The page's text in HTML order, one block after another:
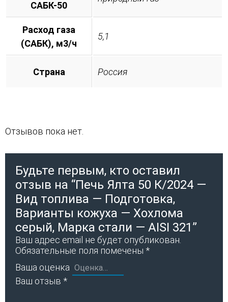
САБК-50
Расход газа
(САБК), м3/ч
5,1
Страна Россия
Отзывов пока нет.
Будьте первым, кто оставил
отзыв на “Печь Ялта 50 К/2024 —
Вид топлива — Подготовка,
Варианты кожуха — Хохлома
серый, Марка стали — AISI 321”
Ваш адрес email не будет опубликован.
Обязательные поля помечены *
Ваша оценка
Ваш отзыв *